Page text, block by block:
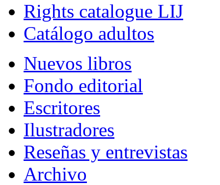
Rights catalogue LIJ
Catálogo adultos
Nuevos libros
Fondo editorial
Escritores
Ilustradores
Reseñas y entrevistas
Archivo